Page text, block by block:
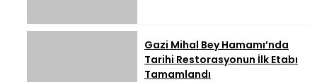
Gazi Mihal Bey Hamamı’nda
Tarihi Restorasyonun İlk Etabı
Tamamlandı